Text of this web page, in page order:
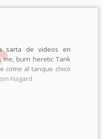
sarta de videos en
me, burn heretic Tank
come al tanque chico
Hagard